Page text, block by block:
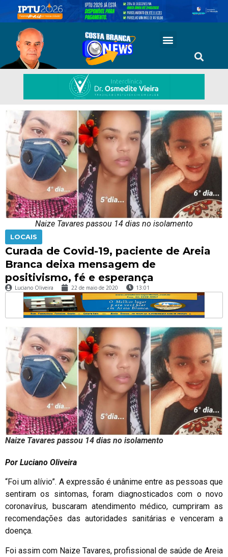
Naize Tavares passou 14 dias no isolamento
LOCAIS
Curada de Covid-19, paciente de Areia
Branca deixa mensagem de
positivismo, fé e esperança
Luciano Oliveira 22 de maio de 2020 13:01
Naize Tavares passou 14 dias no isolamento
Por Luciano Oliveira
“Foi um alívio”. A expressão é unânime entre as pessoas que
sentiram os sintomas, foram diagnosticados com o novo
coronavírus, buscaram atendimento médico, cumpriram as
recomendações das autoridades sanitárias e venceram a
doença.
Foi assim com Naize Tavares, profissional de saúde de Areia